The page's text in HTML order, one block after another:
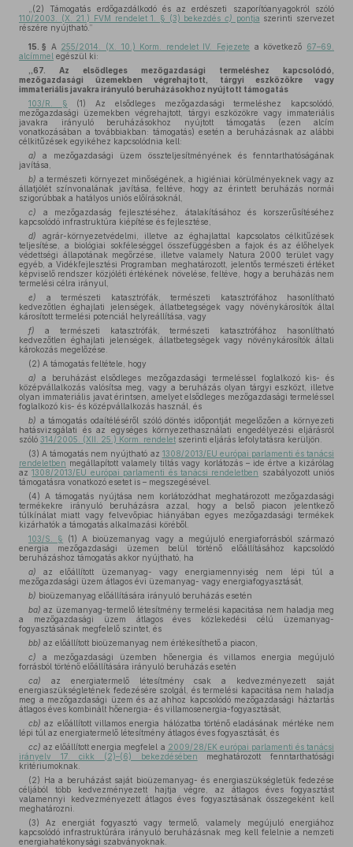
„(2) Támogatás erdőgazdálkodó és az erdészeti szaporítóanyagokról szóló
110/2003. (X. 21.) FVM rendelet 1. § (3) bekezdés c) pontja szerinti szervezet
részére nyújtható.”
15. § A 255/2014. (X. 10.) Korm. rendelet IV. Fejezete a következő 67–69.
alcímmel egészül ki:
„67. Az elsődleges mezőgazdasági termeléshez kapcsolódó,
mezőgazdasági üzemekben végrehajtott, tárgyi eszközökre vagy
immateriális javakra irányuló beruházásokhoz nyújtott támogatás
103/R. § (1) Az elsődleges mezőgazdasági termeléshez kapcsolódó,
mezőgazdasági üzemekben végrehajtott, tárgyi eszközökre vagy immateriális
javakra irányuló beruházásokhoz nyújtott támogatás (ezen alcím
vonatkozásában a továbbiakban: támogatás) esetén a beruházásnak az alábbi
célkitűzések egyikéhez kapcsolódnia kell:
a) a mezőgazdasági üzem összteljesítményének és fenntarthatóságának
javítása,
b) a természeti környezet minőségének, a higiéniai körülményeknek vagy az
állatjólét színvonalának javítása, feltéve, hogy az érintett beruházás normái
szigorúbbak a hatályos uniós előírásoknál,
c) a mezőgazdaság fejlesztéséhez, átalakításához és korszerűsítéséhez
kapcsolódó infrastruktúra kiépítése és fejlesztése,
d) agrár-környezetvédelmi, illetve az éghajlattal kapcsolatos célkitűzések
teljesítése, a biológiai sokféleséggel összefüggésben a fajok és az élőhelyek
védettségi állapotának megőrzése, illetve valamely Natura 2000 terület vagy
egyéb, a Vidékfejlesztési Programban meghatározott, jelentős természeti értéket
képviselő rendszer közjóléti értékének növelése, feltéve, hogy a beruházás nem
termelési célra irányul,
e) a természeti katasztrófák, természeti katasztrófához hasonlítható
kedvezőtlen éghajlati jelenségek, állatbetegségek vagy növénykárosítók által
károsított termelési potenciál helyreállítása, vagy
f) a természeti katasztrófák, természeti katasztrófához hasonlítható
kedvezőtlen éghajlati jelenségek, állatbetegségek vagy növénykárosítók általi
károkozás megelőzése.
(2) A támogatás feltétele, hogy
a) a beruházást elsődleges mezőgazdasági termeléssel foglalkozó kis- és
középvállalkozás valósítsa meg, vagy a beruházás olyan tárgyi eszközt, illetve
olyan immateriális javat érintsen, amelyet elsődleges mezőgazdasági termeléssel
foglalkozó kis- és középvállalkozás használ, és
b) a támogatás odaítéléséről szóló döntés időpontját megelőzően a környezeti
hatásvizsgálati és az egységes környezethasználati engedélyezési eljárásról
szóló 314/2005. (XII. 25.) Korm. rendelet szerinti eljárás lefolytatásra kerüljön.
(3) A támogatás nem nyújtható az 1308/2013/EU európai parlamenti és tanácsi
rendeletben megállapított valamely tiltás vagy korlátozás – ide értve a kizárólag
az1308/2013/EU európai parlamenti és tanácsi rendeletben szabályozott uniós
támogatásra vonatkozó esetet is – megszegésével.
(4) A támogatás nyújtása nem korlátozódhat meghatározott mezőgazdasági
termékekre irányuló beruházásra azzal, hogy a belső piacon jelentkező
túlkínálat miatt vagy felvevőpiac hiányában egyes mezőgazdasági termékek
kizárhatók a támogatás alkalmazási köréből.
103/S. § (1) A bioüzemanyag vagy a megújuló energiaforrásból származó
energia mezőgazdasági üzemen belül történő előállításához kapcsolódó
beruházáshoz támogatás akkor nyújtható, ha
a) az előállított üzemanyag- vagy energiamennyiség nem lépi túl a
mezőgazdasági üzem átlagos évi üzemanyag- vagy energiafogyasztását,
b) bioüzemanyag előállítására irányuló beruházás esetén
ba) az üzemanyag-termelő létesítmény termelési kapacitása nem haladja meg
a mezőgazdasági üzem átlagos éves közlekedési célú üzemanyag-
fogyasztásának megfelelő szintet, és
bb) az előállított bioüzemanyag nem értékesíthető a piacon,
c) a mezőgazdasági üzemben hőenergia és villamos energia megújuló
forrásból történő előállítására irányuló beruházás esetén
ca) az energiatermelő létesítmény csak a kedvezményezett saját
energiaszükségletének fedezésére szolgál, és termelési kapacitása nem haladja
meg a mezőgazdasági üzem és az ahhoz kapcsolódó mezőgazdasági háztartás
átlagos éves kombinált hőenergia- és villamosenergia-fogyasztását,
cb) az előállított villamos energia hálózatba történő eladásának mértéke nem
lépi túl az energiatermelő létesítmény átlagos éves fogyasztását, és
cc) az előállított energia megfelel a 2009/28/EK európai parlamenti és tanácsi
irányelv 17. cikk (2)–(6) bekezdésében meghatározott fenntarthatósági
kritériumoknak.
(2) Ha a beruházást saját bioüzemanyag- és energiaszükségletük fedezése
céljából több kedvezményezett hajtja végre, az átlagos éves fogyasztást
valamennyi kedvezményezett átlagos éves fogyasztásának összegeként kell
meghatározni.
(3) Az energiát fogyasztó vagy termelő, valamely megújuló energiához
kapcsolódó infrastruktúrára irányuló beruházásnak meg kell felelnie a nemzeti
energiahatékonysági szabványoknak.